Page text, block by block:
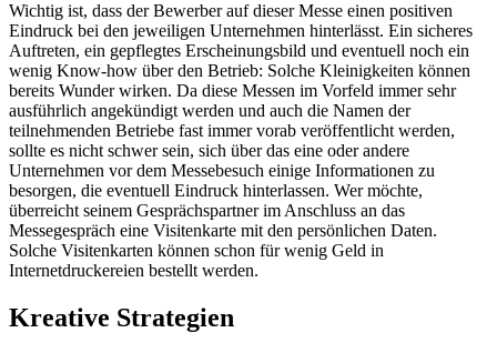
Wichtig ist, dass der Bewerber auf dieser Messe einen positiven
Eindruck bei den jeweiligen Unternehmen hinterlässt. Ein sicheres
Auftreten, ein gepflegtes Erscheinungsbild und eventuell noch ein
wenig Know-how über den Betrieb: Solche Kleinigkeiten können
bereits Wunder wirken. Da diese Messen im Vorfeld immer sehr
ausführlich angekündigt werden und auch die Namen der
teilnehmenden Betriebe fast immer vorab veröffentlicht werden,
sollte es nicht schwer sein, sich über das eine oder andere
Unternehmen vor dem Messebesuch einige Informationen zu
besorgen, die eventuell Eindruck hinterlassen. Wer möchte,
überreicht seinem Gesprächspartner im Anschluss an das
Messegespräch eine Visitenkarte mit den persönlichen Daten.
Solche Visitenkarten können schon für wenig Geld in
Internetdruckereien bestellt werden.
Kreative Strategien